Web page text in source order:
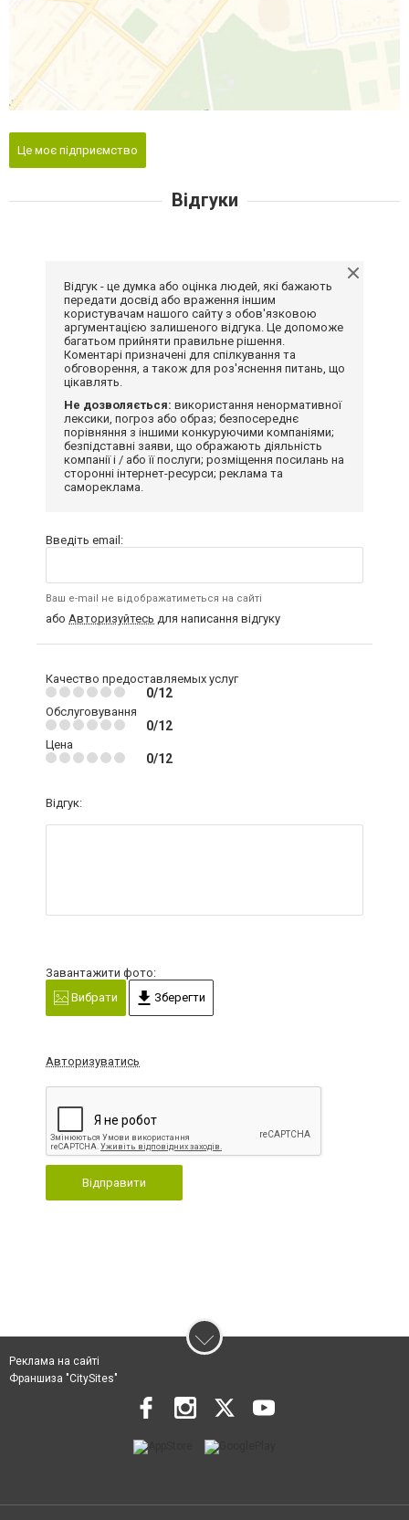
Це моє підприємство
Відгуки
Відгук - це думка або оцінка людей, які бажають
передати досвід або враження іншим
користувачам нашого сайту з обов'язковою
аргументацією залишеного відгука. Це допоможе
багатьом прийняти правильне рішення.
Коментарі призначені для спілкування та
обговорення, а також для роз'яснення питань, що
цікавлять.
Не дозволяється: використання ненормативної
лексики, погроз або образ; безпосереднє
порівняння з іншими конкуруючими компаніями;
безпідставні заяви, що ображають діяльність
компанії і / або її послуги; розміщення посилань на
сторонні інтернет-ресурси; реклама та
самореклама.
Введіть email:
Ваш e-mail не відображатиметься на сайті
або Авторизуйтесь для написання відгуку
Качество предоставляемых услуг
0/12
Обслуговування
0/12
Цена
0/12
Відгук:
Завантажити фото:
Вибрати
Зберегти
Авторизуватись
Відправити
Реклама на сайті
Франшиза "CitySites"